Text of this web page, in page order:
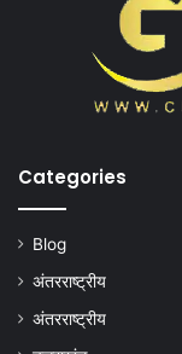
Categories
Blog
अंतरराष्ट्रीय
अंतरराष्ट्रीय